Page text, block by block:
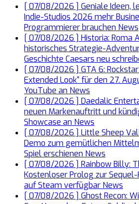
[ 07/08/2026 ] Geniale Ideen,
Indie-Studios 2026 mehr
Programmierer brauchen News
[ 07/08/2026 ] Historia: Roma
historisches Strategie-
Geschichte Caesars neu
[ 07/08/2026 ] GTA 6:
Extended Look“ für den 27.
YouTube an News
[ 07/08/2026 ] Daedalic
neuen Markenauftritt und
Showcase an News
[ 07/08/2026 ] Little Sheep
Demo zum gemütlichen
Spiel erschienen News
[ 07/08/2026 ] Rainbow Billy:
Kostenloser Prolog zur
auf Steam verfügbar News
[ 07/08/2026 ] Ghost Recon: